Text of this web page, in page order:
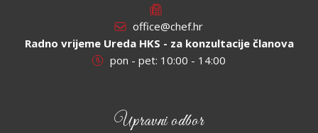
office@chef.hr
Radno vrijeme Ureda HKS - za konzultacije članova
pon - pet: 10:00 - 14:00
Upravni odbor